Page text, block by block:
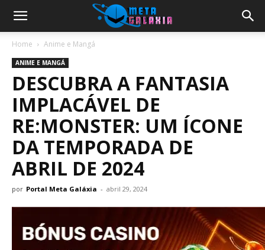
Home Anime e Mangá
ANIME E MANGÁ
DESCUBRA A FANTASIA
IMPLACÁVEL DE
RE:MONSTER: UM ÍCONE
DA TEMPORADA DE
ABRIL DE 2024
por Portal Meta Galáxia - abril 29, 2024